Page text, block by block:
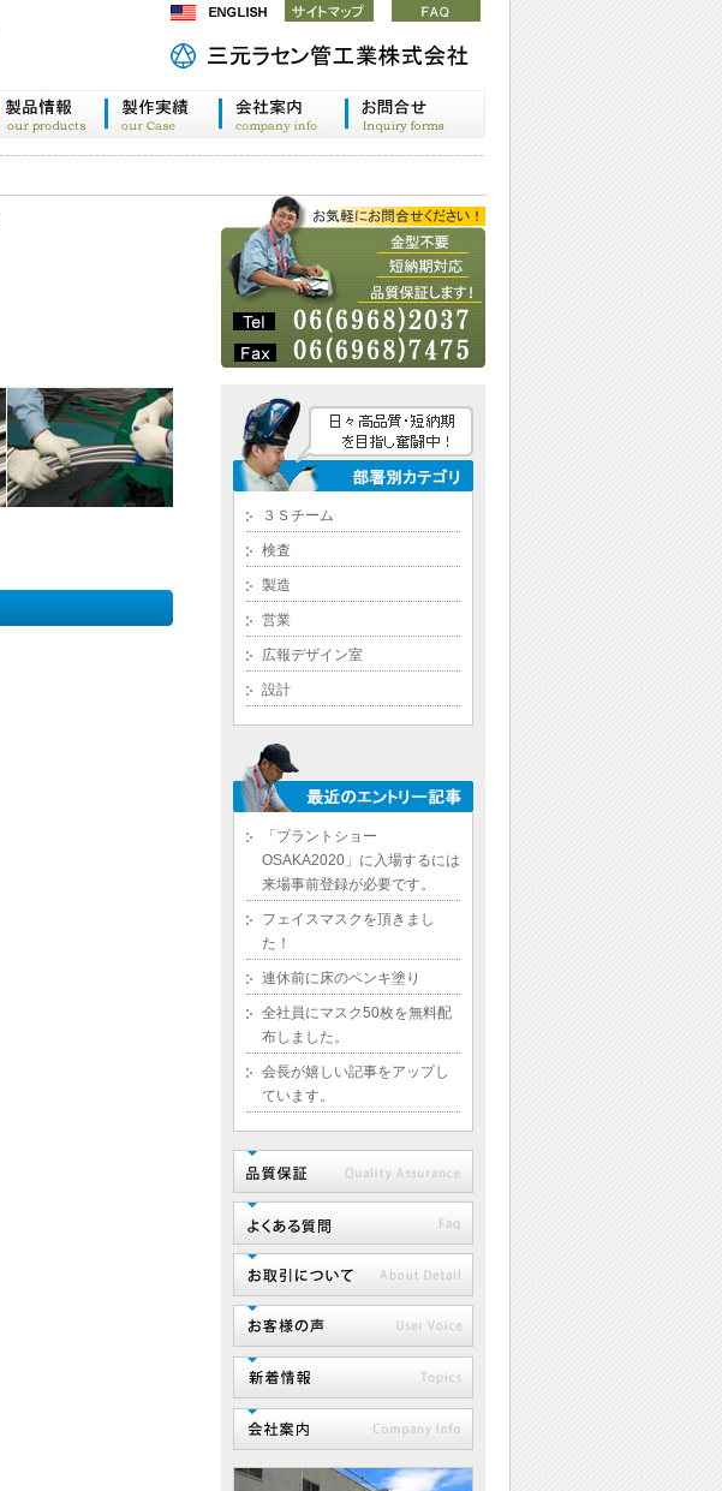
３Ｓチーム
検査
製造
営業
広報デザイン室
設計
「プラントショー
OSAKA2020」に入場するには
来場事前登録が必要です。
フェイスマスクを頂きまし
た！
連休前に床のペンキ塗り
全社員にマスク50枚を無料配
布しました。
会長が嬉しい記事をアップし
ています。